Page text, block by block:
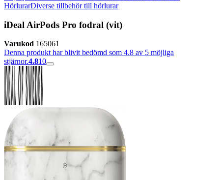
HörlurarDiverse tillbehör till hörlurar
iDeal AirPods Pro fodral (vit)
Varukod 165061
Denna produkt har blivit bedömd som 4.8 av 5 möjliga
stjärnor.4.810